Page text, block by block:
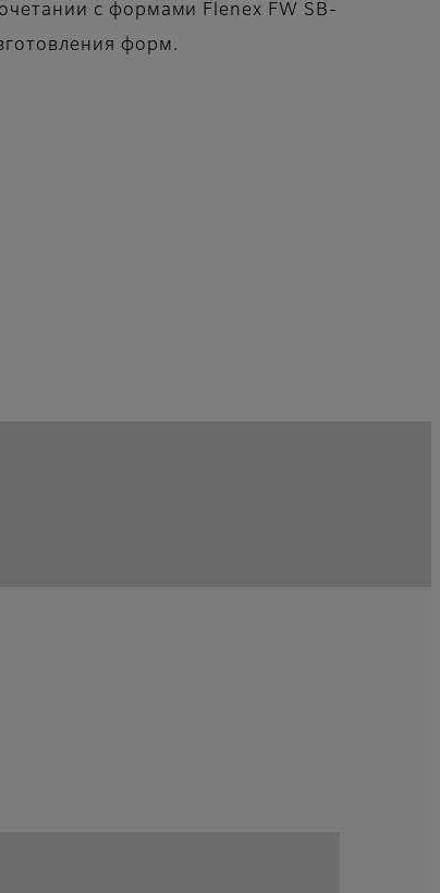
с формами Flenex FW SB-
форм.